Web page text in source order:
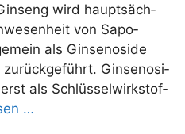
wird haupt­säch­
von Sapo­
als Gin­se­no­si­de
zurück­ge­führt. Gin­se­no­si­
als Schlüs­sel­wirk­stof­
…